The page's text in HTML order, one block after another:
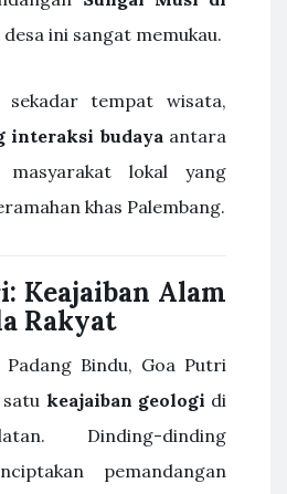
ini sangat memukau.
sekadar tempat wisata,
interaksi budayaantara
lokal yang
khas Palembang.
Keajaiban Alam
Rakyat
Bindu, Goa Putri
keajaiban geologi di
Dinding-dinding
pemandangan